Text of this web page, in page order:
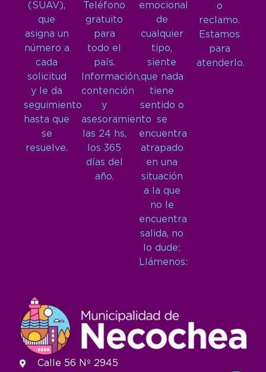
(SUAV),
que
asigna un
número a
cada
solicitud
y le da
seguimiento
hasta que
se
resuelve.
Teléfono
gratuito
para
todo el
país.
Información,
contención
y
asesoramiento
las 24 hs,
los 365
días del
año.
emocional
de
cualquier
tipo,
siente
que nada
tiene
sentido o
se
encuentra
atrapado
en una
situación
a la que
no le
encuentra
salida, no
lo dude:
Llámenos:
o
reclamo.
Estamos
para
atenderlo.
Calle 56 Nº 2945